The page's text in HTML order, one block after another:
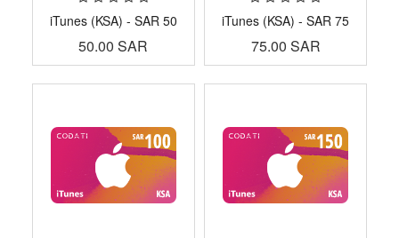
iTunes (KSA) - SAR 50
50.00 SAR
iTunes (KSA) - SAR 75
75.00 SAR